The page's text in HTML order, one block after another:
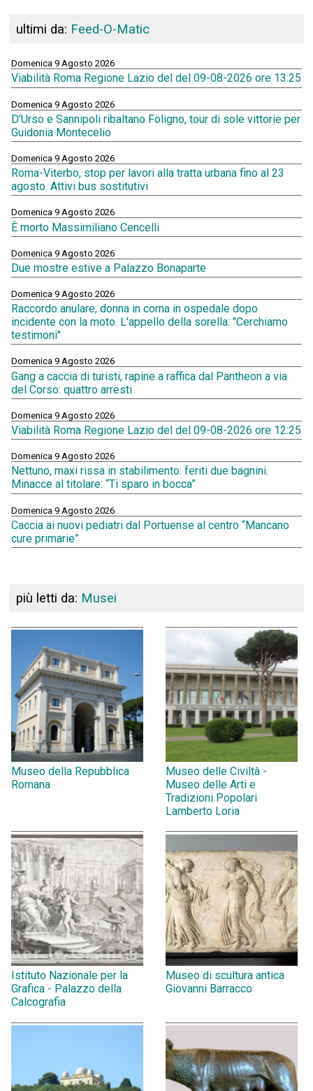
ultimi da: Feed-O-Matic
Domenica 9 Agosto 2026
Viabilità Roma Regione Lazio del del 09-08-2026 ore 13:25
Domenica 9 Agosto 2026
D’Urso e Sannipoli ribaltano Foligno, tour di sole vittorie per
Guidonia Montecelio
Domenica 9 Agosto 2026
Roma-Viterbo, stop per lavori alla tratta urbana fino al 23
agosto. Attivi bus sostitutivi
Domenica 9 Agosto 2026
È morto Massimiliano Cencelli
Domenica 9 Agosto 2026
Due mostre estive a Palazzo Bonaparte
Domenica 9 Agosto 2026
Raccordo anulare, donna in coma in ospedale dopo
incidente con la moto. L'appello della sorella: "Cerchiamo
testimoni"
Domenica 9 Agosto 2026
Gang a caccia di turisti, rapine a raffica dal Pantheon a via
del Corso: quattro arresti
Domenica 9 Agosto 2026
Viabilità Roma Regione Lazio del del 09-08-2026 ore 12:25
Domenica 9 Agosto 2026
Nettuno, maxi rissa in stabilimento: feriti due bagnini.
Minacce al titolare: “Ti sparo in bocca”
Domenica 9 Agosto 2026
Caccia ai nuovi pediatri dal Portuense al centro “Mancano
cure primarie”
più letti da: Musei
Museo della Repubblica
Romana
Museo delle Civiltà -
Museo delle Arti e
Tradizioni Popolari
Lamberto Loria
Istituto Nazionale per la
Grafica - Palazzo della
Calcografia
Museo di scultura antica
Giovanni Barracco